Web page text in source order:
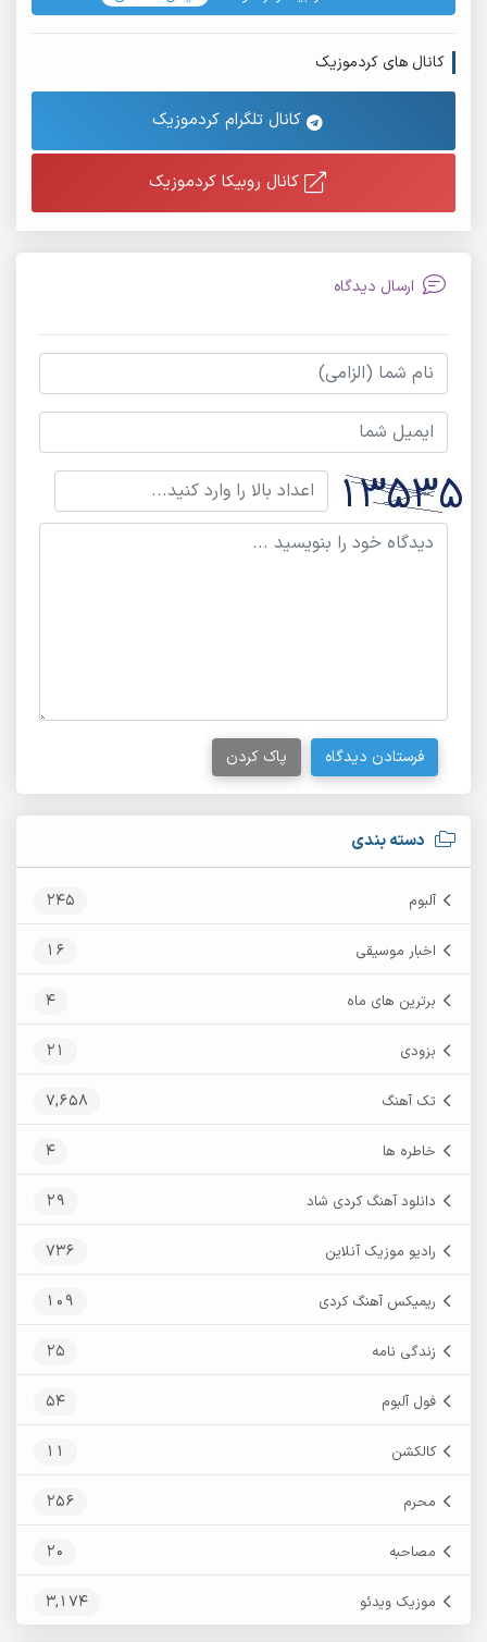
دسته بندی
آلبوم 245
اخبار موسیقی 16
برترین های ماه 4
بزودی 21
تک آهنگ 7,658
خاطره ها 4
دانلود آهنگ کردی شاد 29
رادیو موزیک آنلاین 736
ریمیکس آهنگ کردی 109
زندگی نامه 25
فول آلبوم 54
کالکشن 11
محرم 256
مصاحبه 20
موزیک ویدئو 3,174
کانال های کردموزیک
کانال تلگرام کردموزیک
کانال روبیکا کردموزیک
ارسال دیدگاه
فرستادن دیدگاه پاک کردن